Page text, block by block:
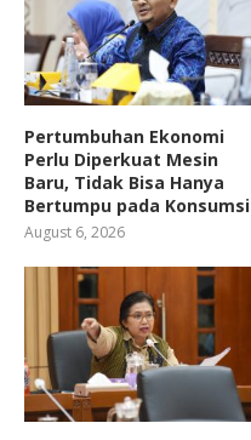
Pertumbuhan Ekonomi
Perlu Diperkuat Mesin
Baru, Tidak Bisa Hanya
Bertumpu pada Konsumsi
August 6, 2026